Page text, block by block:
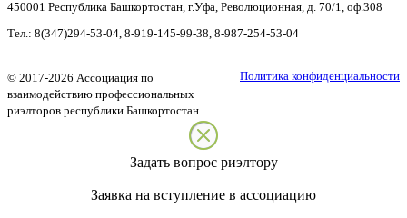
450001 Республика Башкортостан г.Уфа Революционная, д. 70/1, оф.308
Тел.: 8(347)294-53-04 8-919-145-99-38 8-987-254-53-04
Политика конфиденциальности
© 2017-2026 Ассоциация по
взаимодействию профессиональных
риэлторов республики Башкортостан
Задать вопрос риэлтору
Заявка на вступление в ассоциацию